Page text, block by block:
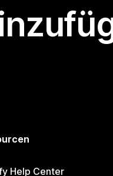
Help Center